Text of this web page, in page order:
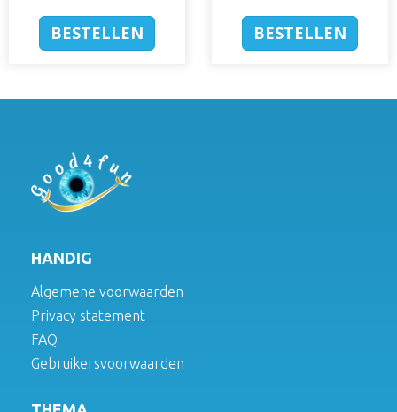
BESTELLEN BESTELLEN
HANDIG
Algemene voorwaarden
Privacy statement
FAQ
Gebruikersvoorwaarden